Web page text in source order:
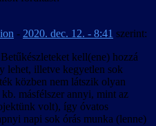
- 2020. dec. 12. - 8:41 szerint:
kell(ene) hozzá
lehet, illetve kegyetlen sok
közben nem látszik olyan
másfélszer annyi, mint az
volt), így óvatos
napi sok órás munka (lenne)